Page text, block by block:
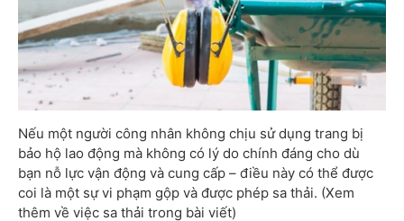
Nếu một người công nhân không chịu sử dụng trang bị
bảo hộ lao động mà không có lý do chính đáng cho dù
bạn nỗ lực vận động và cung cấp – điều này có thể được
coi là một sự vi phạm gộp và được phép sa thải. (Xem
thêm về việc sa thải trong bài viết)